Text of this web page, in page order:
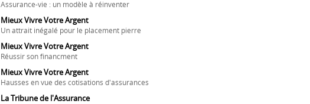
Assurance-vie : un modèle à réinventer
Mieux Vivre Votre Argent
Un attrait inégalé pour le placement pierre
Mieux Vivre Votre Argent
Réussir son financment
Mieux Vivre Votre Argent
Hausses en vue des cotisations d'assurances
La Tribune de l'Assurance